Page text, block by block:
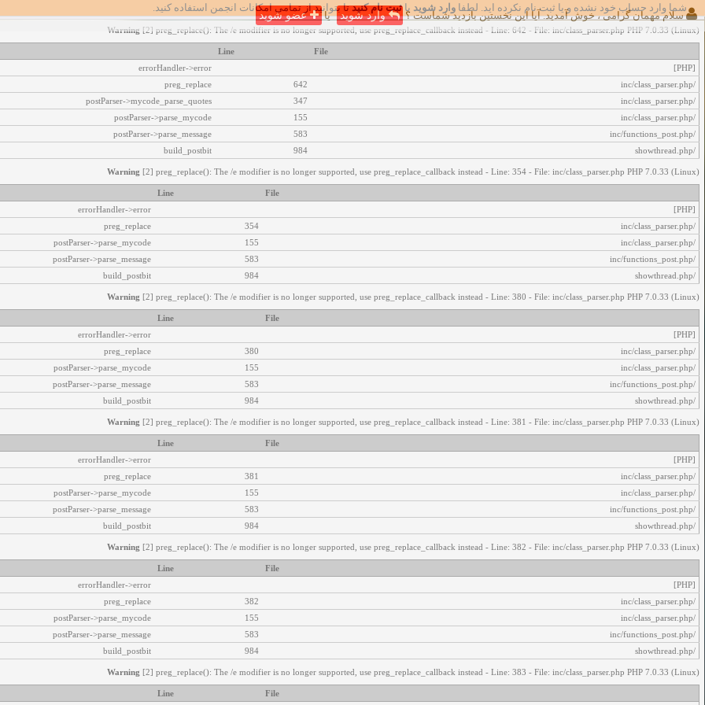
شما وارد حساب خود نشده و یا ثبت نام نکرده اید. لطفا وارد شوید یاثبت نام کنیدتا بتوانید از تمامی امکانات انجمن استفاده کنید. اخطار‌های زیر رخ داد:
Warning [2] preg_replace(): The /e modifier is no longer supported, use preg_replace_callback instead - Line: 642 - File: inc/class_parser.php PHP 7.0.33 (Linux)
File
Line
[PHP]
errorHandler->error
/inc/class_parser.php
642
preg_replace
/inc/class_parser.php
347
postParser->mycode_parse_quotes
/inc/class_parser.php
155
postParser->parse_mycode
/inc/functions_post.php
583
postParser->parse_message
/showthread.php
984
build_postbit
Warning [2] preg_replace(): The /e modifier is no longer supported, use preg_replace_callback instead - Line: 354 - File: inc/class_parser.php PHP 7.0.33 (Linux)
File
Line
[PHP]
errorHandler->error
/inc/class_parser.php
354
preg_replace
/inc/class_parser.php
155
postParser->parse_mycode
/inc/functions_post.php
583
postParser->parse_message
/showthread.php
984
build_postbit
Warning [2] preg_replace(): The /e modifier is no longer supported, use preg_replace_callback instead - Line: 380 - File: inc/class_parser.php PHP 7.0.33 (Linux)
File
Line
[PHP]
errorHandler->error
/inc/class_parser.php
380
preg_replace
/inc/class_parser.php
155
postParser->parse_mycode
/inc/functions_post.php
583
postParser->parse_message
/showthread.php
984
build_postbit
Warning [2] preg_replace(): The /e modifier is no longer supported, use preg_replace_callback instead - Line: 381 - File: inc/class_parser.php PHP 7.0.33 (Linux)
File
Line
[PHP]
errorHandler->error
/inc/class_parser.php
381
preg_replace
/inc/class_parser.php
155
postParser->parse_mycode
/inc/functions_post.php
583
postParser->parse_message
/showthread.php
984
build_postbit
Warning [2] preg_replace(): The /e modifier is no longer supported, use preg_replace_callback instead - Line: 382 - File: inc/class_parser.php PHP 7.0.33 (Linux)
File
Line
[PHP]
errorHandler->error
/inc/class_parser.php
382
preg_replace
/inc/class_parser.php
155
postParser->parse_mycode
/inc/functions_post.php
583
postParser->parse_message
/showthread.php
984
build_postbit
Warning [2] preg_replace(): The /e modifier is no longer supported, use preg_replace_callback instead - Line: 383 - File: inc/class_parser.php PHP 7.0.33 (Linux)
File
Line
سلام مهمان گرامی ، خوش آمدید. آیا این نخستین بازدید شماست ؟ وارد شوید یا عضو شوید